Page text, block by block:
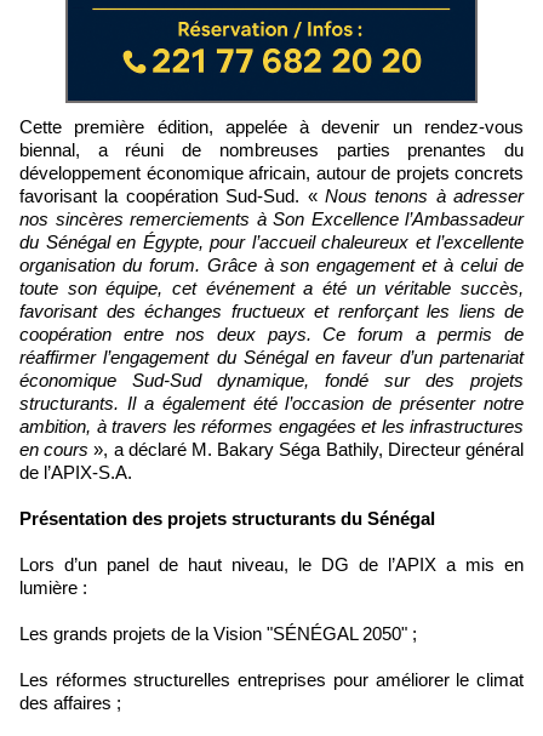
Cette première édition, appelée à devenir un rendez-vous
biennal, a réuni de nombreuses parties prenantes du
développement économique africain, autour de projets concrets
favorisant la coopération Sud-Sud. « Nous tenons à adresser
nos sincères remerciements à Son Excellence l’Ambassadeur
du Sénégal en Égypte, pour l’accueil chaleureux et l’excellente
organisation du forum. Grâce à son engagement et à celui de
toute son équipe, cet événement a été un véritable succès,
favorisant des échanges fructueux et renforçant les liens de
coopération entre nos deux pays. Ce forum a permis de
réaffirmer l’engagement du Sénégal en faveur d’un partenariat
économique Sud-Sud dynamique, fondé sur des projets
structurants. Il a également été l’occasion de présenter notre
ambition, à travers les réformes engagées et les infrastructures
en cours », a déclaré M. Bakary Séga Bathily, Directeur général
de l’APIX-S.A.
Présentation des projets structurants du Sénégal
Lors d’un panel de haut niveau, le DG de l’APIX a mis en
lumière :
Les grands projets de la Vision "SÉNÉGAL 2050" ;
Les réformes structurelles entreprises pour améliorer le climat
des affaires ;